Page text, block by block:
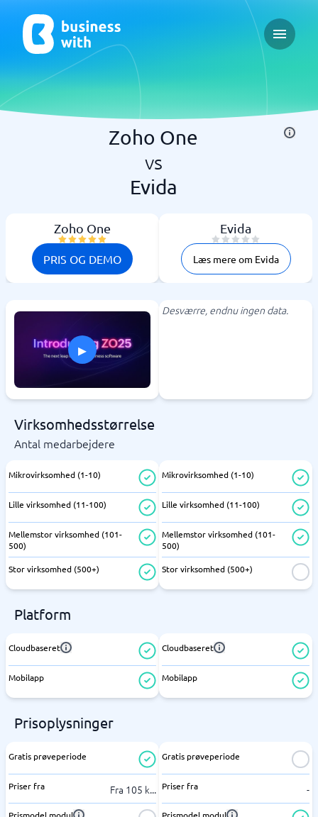
Open
Zoho One
vs
Evida
Zoho One
PRIS OG DEMO
Evida
Læs mere om Evida
▸
Desværre, endnu ingen data.
Virksomhedsstørrelse
Antal medarbejdere
Mikrovirksomhed (1-10)
Lille virksomhed (11-100)
Mellemstor virksomhed (101-
500)
Stor virksomhed (500+)
Mikrovirksomhed (1-10)
Lille virksomhed (11-100)
Mellemstor virksomhed (101-
500)
Stor virksomhed (500+)
Platform
Cloudbaseret
Mobilapp
Cloudbaseret
Mobilapp
Prisoplysninger
Gratis prøveperiode
Priser fra Fra 105 k...
Gratis prøveperiode
Priser fra -